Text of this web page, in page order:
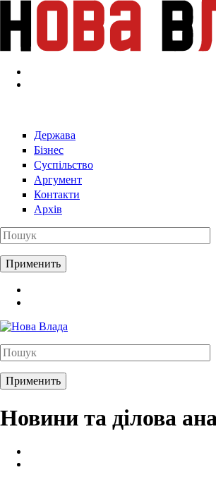
Перейти к основному содержанию
Держава
Бізнес
Суспільство
Аргумент
Контакти
Архів
Новини та ділова